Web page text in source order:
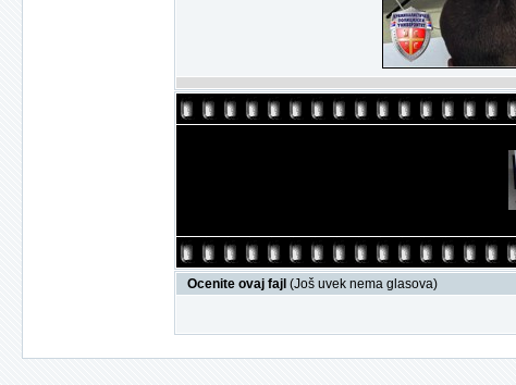
Ocenite ovaj fajl (Još uvek nema glasova)